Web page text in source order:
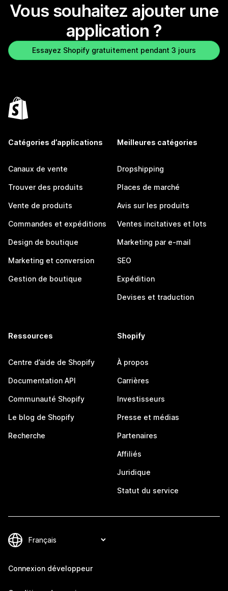
Vous souhaitez ajouter une
application ?
Essayez Shopify gratuitement pendant 3 jours
Catégories d’applications
Canaux de vente
Trouver des produits
Vente de produits
Commandes et expéditions
Design de boutique
Marketing et conversion
Gestion de boutique
Meilleures catégories
Dropshipping
Places de marché
Avis sur les produits
Ventes incitatives et lots
Marketing par e-mail
SEO
Expédition
Devises et traduction
Ressources
Centre d’aide de Shopify
Documentation API
Communauté Shopify
Le blog de Shopify
Recherche
Shopify
À propos
Carrières
Investisseurs
Presse et médias
Partenaires
Affiliés
Juridique
Statut du service
Connexion développeur